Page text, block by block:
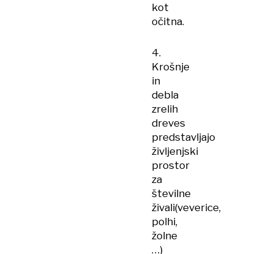
kot
očitna.
4.
Krošnje
in
debla
zrelih
dreves
predstavljajo
življenjski
prostor
za
številne
živali(veverice,
polhi,
žolne
…)